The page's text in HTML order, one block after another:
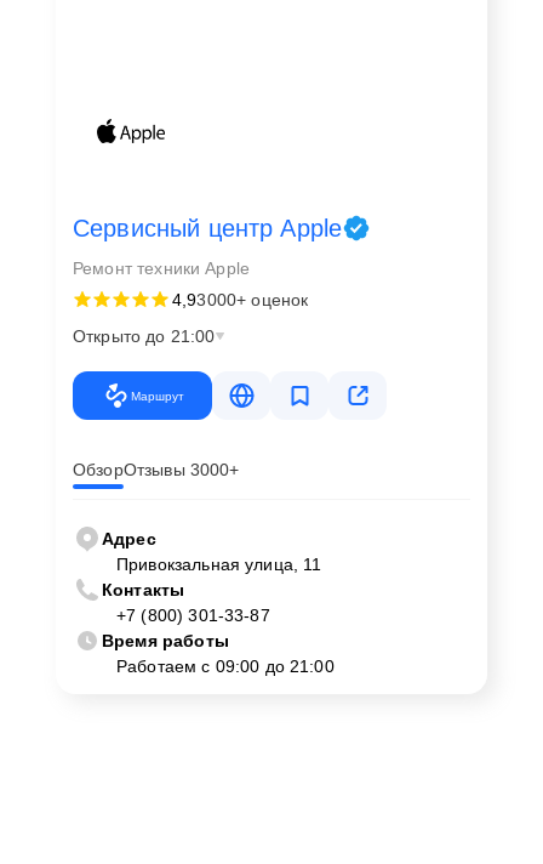
Сервисный центр Apple
Ремонт техники Apple
4,93000+ оценок
Открыто до 21:00
Маршрут
ОбзорОтзывы 3000+
Адрес
Привокзальная улица, 11
Контакты
+7 (800) 301-33-87
Время работы
Работаем с 09:00 до 21:00